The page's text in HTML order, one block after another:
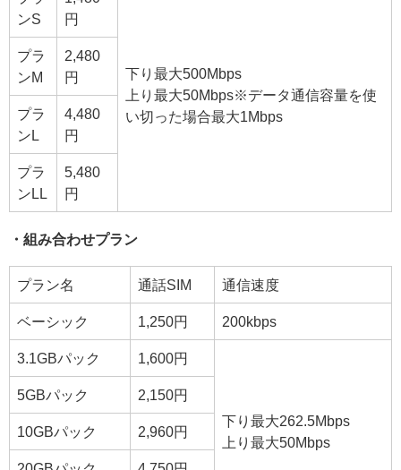
ンS
円
下り最大500Mbps
上り最大50Mbps※データ通信容量を使
い切った場合最大1Mbps
プラ
ンM
2,480
円
プラ
ンL
4,480
円
プラ
ンLL
5,480
円
・組み合わせプラン
プラン名 通話SIM 通信速度
ベーシック 1,250円 200kbps
3.1GBパック 1,600円
下り最大262.5Mbps
上り最大50Mbps
5GBパック 2,150円
10GBパック 2,960円